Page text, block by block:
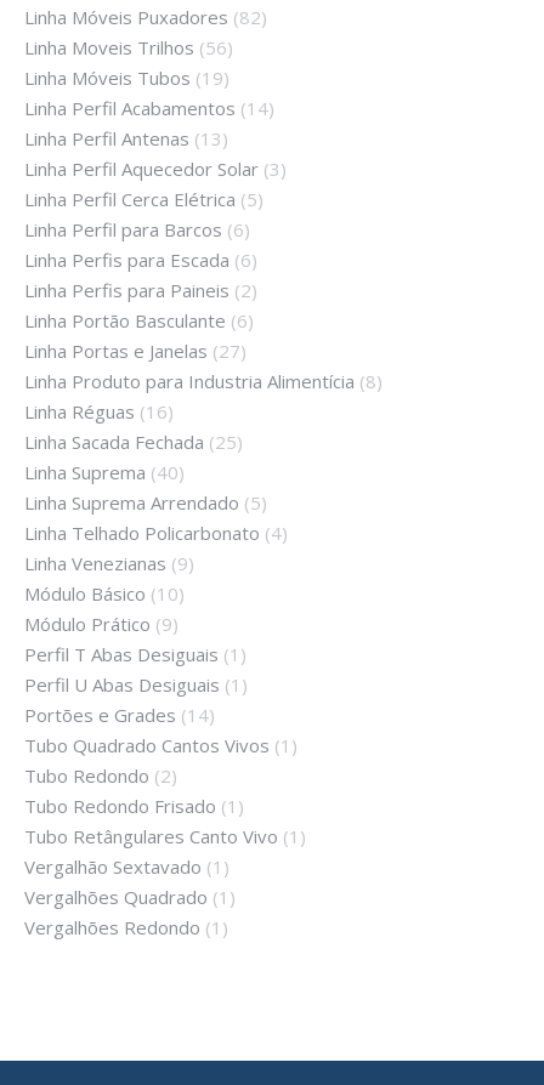
Linha Móveis Puxadores (82)
Linha Moveis Trilhos (56)
Linha Móveis Tubos (19)
Linha Perfil Acabamentos (14)
Linha Perfil Antenas (13)
Linha Perfil Aquecedor Solar (3)
Linha Perfil Cerca Elétrica (5)
Linha Perfil para Barcos (6)
Linha Perfis para Escada (6)
Linha Perfis para Paineis (2)
Linha Portão Basculante (6)
Linha Portas e Janelas (27)
Linha Produto para Industria Alimentícia (8)
Linha Réguas (16)
Linha Sacada Fechada (25)
Linha Suprema (40)
Linha Suprema Arrendado (5)
Linha Telhado Policarbonato (4)
Linha Venezianas (9)
Módulo Básico (10)
Módulo Prático (9)
Perfil T Abas Desiguais (1)
Perfil U Abas Desiguais (1)
Portões e Grades (14)
Tubo Quadrado Cantos Vivos (1)
Tubo Redondo (2)
Tubo Redondo Frisado (1)
Tubo Retângulares Canto Vivo (1)
Vergalhão Sextavado (1)
Vergalhões Quadrado (1)
Vergalhões Redondo (1)